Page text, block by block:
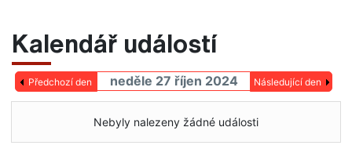
Kalendář událostí
Předchozí den neděle 27 říjen 2024 Následující den
Nebyly nalezeny žádné události